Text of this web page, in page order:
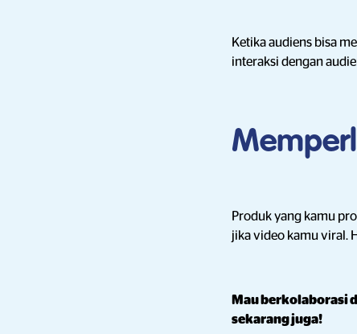
Ketika audiens bisa
interaksi dengan
Produk yang kamu
jika video kamu viral.
Mau berkolaborasi
sekarang juga!